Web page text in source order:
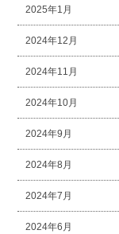
2025年1月
2024年12月
2024年11月
2024年10月
2024年9月
2024年8月
2024年7月
2024年6月